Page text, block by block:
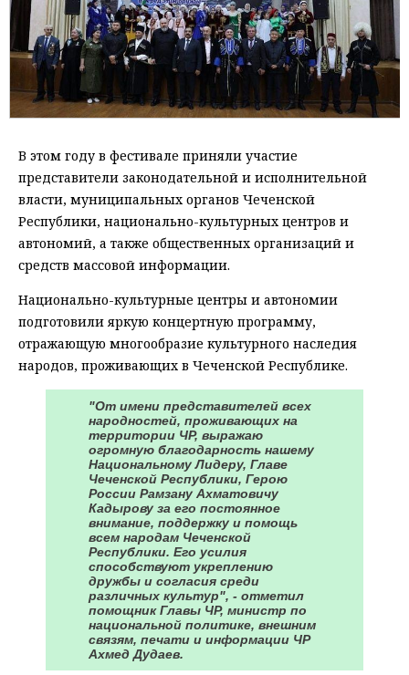
В этом году в фестивале приняли участие
представители законодательной и исполнительной
власти, муниципальных органов Чеченской
Республики, национально-культурных центров и
автономий, а также общественных организаций и
средств массовой информации.
Национально-культурные центры и автономии
подготовили яркую концертную программу,
отражающую многообразие культурного наследия
народов, проживающих в Чеченской Республике.
"От имени представителей всех
народностей, проживающих на
территории ЧР, выражаю
огромную благодарность нашему
Национальному Лидеру, Главе
Чеченской Республики, Герою
России Рамзану Ахматовичу
Кадырову за его постоянное
внимание, поддержку и помощь
всем народам Чеченской
Республики. Его усилия
способствуют укреплению
дружбы и согласия среди
различных культур", - отметил
помощник Главы ЧР, министр по
национальной политике, внешним
связям, печати и информации ЧР
Ахмед Дудаев.